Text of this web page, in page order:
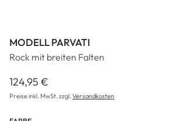
MODELL PARVATI
Rock mit breiten Falten
Regulärer Preis:
124,95 €
Preise inkl. MwSt. zzgl. Versandkosten